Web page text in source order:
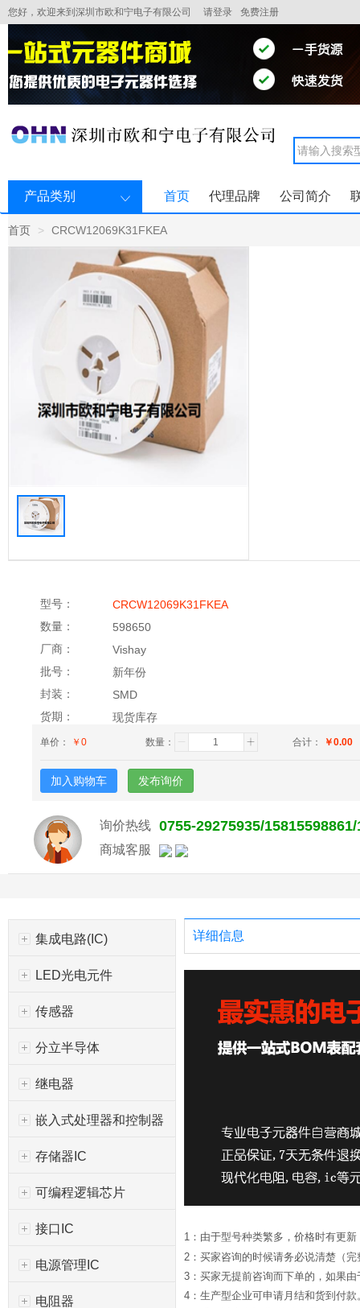
您好，欢迎来到深圳市欧和宁电子有限公司 请登录 免费注册
产品类别 首页 代理品牌 公司简介
首页 CRCW12069K31FKEA
型号： CRCW12069K31FKEA
数量： 598650
厂商： Vishay
批号： 新年份
封装： SMD
货期： 现货库存
单价： ￥ 0 数量： 合计： ￥0.00
加入购物车 发布询价
询价热线 0755-29275935/
商城客服
集成电路(IC)
LED光电元件
传感器
分立半导体
继电器
嵌入式处理器和控制器
存储器IC
可编程逻辑芯片
接口IC
电源管理IC
电阻器
详细信息
1：由于型号种类繁多，价格时有更
2：买家咨询的时候请务必说清楚（
3：买家无提前咨询而下单的，如果
4：生产型企业可申请月结和货到付款